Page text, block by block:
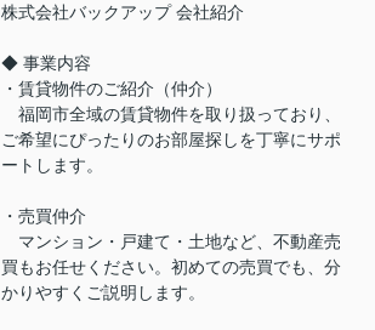
株式会社バックアップ 会社紹介
◆ 事業内容
・賃貸物件のご紹介（仲介）
福岡市全域の賃貸物件を取り扱っており、
ご希望にぴったりのお部屋探しを丁寧にサポ
ートします。
・売買仲介
マンション・戸建て・土地など、不動産売
買もお任せください。初めての売買でも、分
かりやすくご説明します。